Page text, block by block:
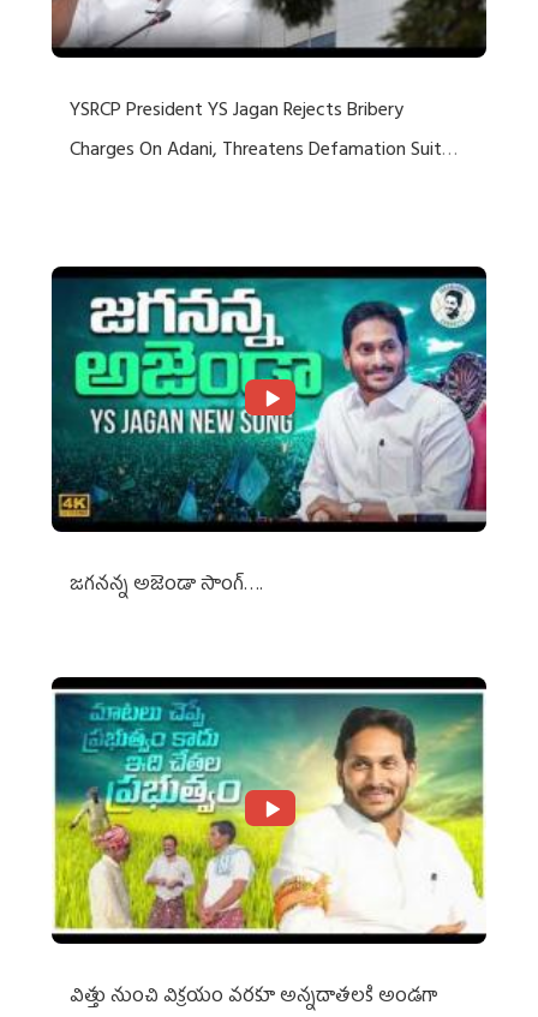
YSRCP President YS Jagan Rejects Bribery
Charges On Adani, Threatens Defamation Suit
జగనన్న అజెండా సాంగ్….
విత్తు నుంచి విక్రయం వరకూ అన్నదాతలకి అండగా